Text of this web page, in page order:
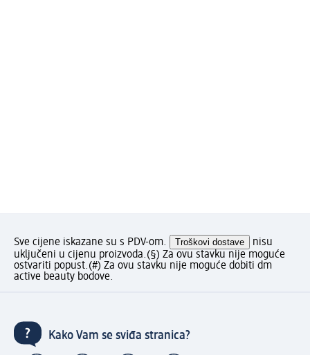
Sve cijene iskazane su s PDV-om. Troškovi dostave
nisu
uključeni u cijenu proizvoda.(§) Za ovu stavku nije moguće
ostvariti popust.(#) Za ovu stavku nije moguće dobiti dm
active beauty bodove.
Kako Vam se sviđa stranica?